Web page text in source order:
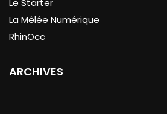
Le Starter
La Mêlée Numérique
RhinOcc
ARCHIVES